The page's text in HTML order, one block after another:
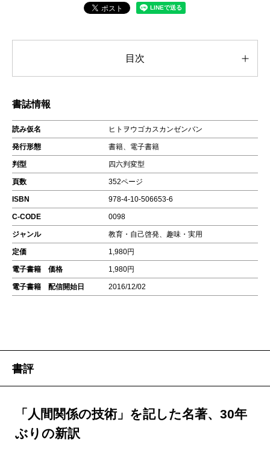
目次
書誌情報
読み仮名 ヒトヲウゴカスカンゼンバン
発行形態 書籍、電子書籍
判型 四六判変型
頁数 352ページ
ISBN 978-4-10-506653-6
C-CODE 0098
ジャンル 教育・自己啓発、趣味・実用
定価 1,980円
電子書籍 価格 1,980円
電子書籍 配信開始日 2016/12/02
書評
「人間関係の技術」を記した名著、30年
ぶりの新訳